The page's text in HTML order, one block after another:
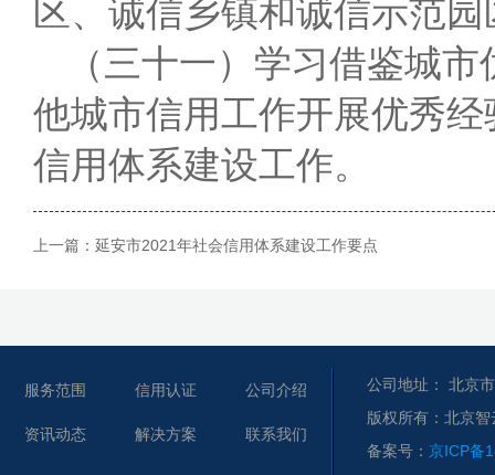
区、诚信乡镇和诚信示范
（三十一）学习借鉴城
他城市信用工作开展优秀
信用体系建设工作。
上一篇： 延安市2021年社会信用体系建设工作要点
服务范围 信用认证 公司介绍
资讯动态 解决方案 联系我们
公司地址： 北京
版权所有：北京
备案号： 京ICP备